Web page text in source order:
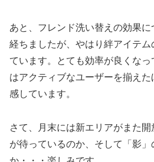
あと、フレンド洗い替えの効果
経ちましたが、やはり絆アイテ
ています。とても効率が良くな
はアクティブなユーザーを揃え
感しています。
さて、月末には新エリアがまた
が待っているのか、そして「影